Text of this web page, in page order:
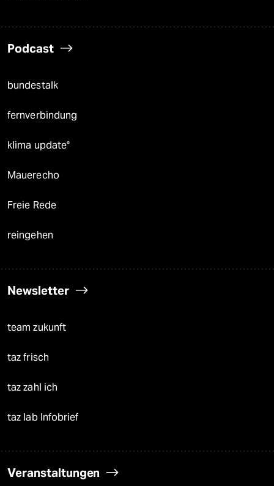
Podcast
bundestalk
fernverbindung
klima update°
Mauerecho
Freie Rede
reingehen
Newsletter
team zukunft
taz frisch
taz zahl ich
taz lab Infobrief
Veranstaltungen